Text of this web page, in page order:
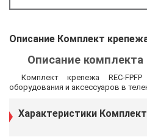
Описание Комплект крепежа
Описание комплекта
Комплект крепежа REC-
оборудования и аксессуаров в
Характеристики